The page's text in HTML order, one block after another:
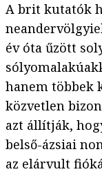
A brit kutatók
év óta űzött
hanem többek
közvetlen
azt állítják,
belső-ázsiai
az elárvult